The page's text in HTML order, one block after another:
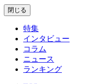
閉じる
特集
インタビュー
コラム
ニュース
ランキング